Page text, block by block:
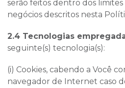
serão feitos dentro dos
negócios descritos nesta
2.4 Tecnologias
seguinte(s) tecnologia(s):
(i) Cookies, cabendo a Você
navegador de Internet caso